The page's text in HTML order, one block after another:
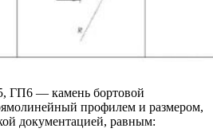
— камень бортовой
профилем и размером,
документацией, равным: